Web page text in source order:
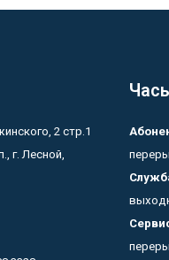
2 стр.1
г. Лесной,